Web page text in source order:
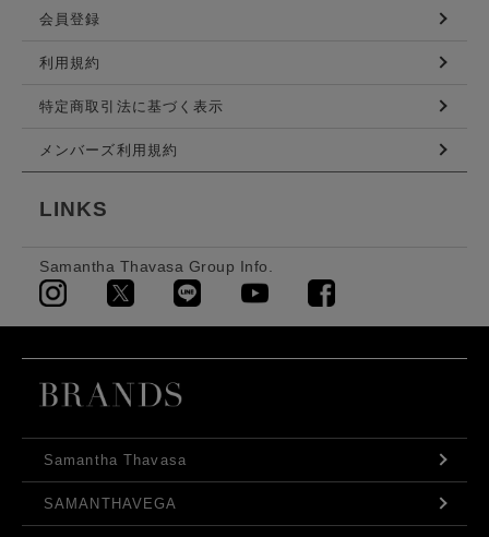
会員登録
利用規約
特定商取引法に基づく表示
メンバーズ利用規約
LINKS
Samantha Thavasa Group Info.
Samantha Thavasa
SAMANTHAVEGA